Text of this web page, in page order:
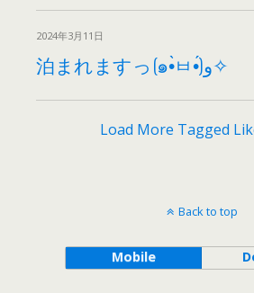
2024年3月11日
泊まれますっ(๑•̀ㅂ•́)و✧
Load More Tagged
Back to top
Mobile